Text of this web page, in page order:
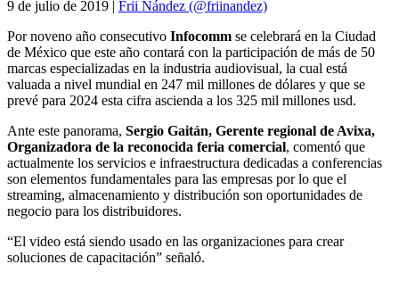
9 de julio de 2019 | Frii Nández (@friinandez)
Por noveno año consecutivo Infocomm se celebrará en la Ciudad
de México que este año contará con la participación de más de 50
marcas especializadas en la industria audiovisual, la cual está
valuada a nivel mundial en 247 mil millones de dólares y que se
prevé para 2024 esta cifra ascienda a los 325 mil millones usd.
Ante este panorama, Sergio Gaitán, Gerente regional de Avixa,
Organizadora de la reconocida feria comercial, comentó que
actualmente los servicios e infraestructura dedicadas a conferencias
son elementos fundamentales para las empresas por lo que el
streaming, almacenamiento y distribución son oportunidades de
negocio para los distribuidores.
“El video está siendo usado en las organizaciones para crear
soluciones de capacitación” señaló.